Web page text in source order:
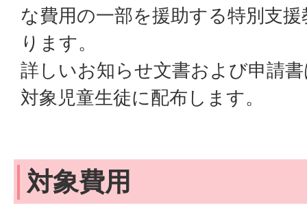
な費用の一部を援助する特別支
ります。
詳しいお知らせ文書および申請
対象児童生徒に配布します。
対象費用